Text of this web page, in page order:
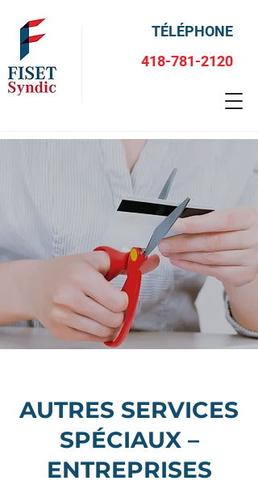
TÉLÉPHONE
418-781-2120
AUTRES SERVICES
SPÉCIAUX –
ENTREPRISES